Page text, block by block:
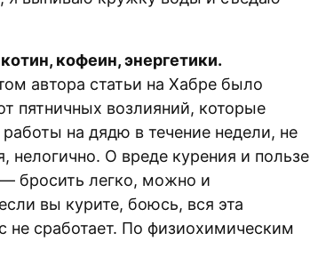
кофеин, энергетики.
автора статьи на Хабре было
пятничных возлияний, которые
на дядю в течение недели, не
нелогично. О вреде курения и пользе
— бросить легко, можно и
вы курите, боюсь, вся эта
не сработает. По физиохимическим